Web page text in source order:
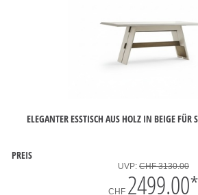
ELEGANTER ESSTISCH AUS HOLZ IN BEIGE FÜR
PREIS
UVP: CHF 3130.00
CHF 2499.00*